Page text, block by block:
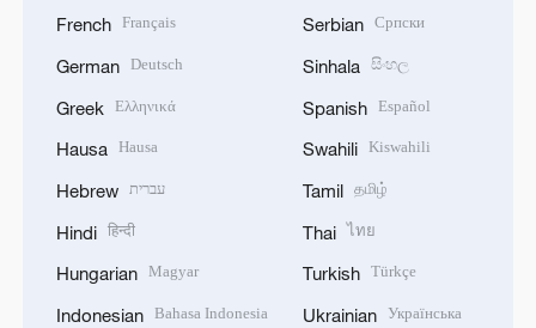
French Français
German Deutsch
Greek Ελληνικά
Hausa Hausa
Hebrew עברית
Hindi हिन्दी
Hungarian Magyar
Indonesian Bahasa Indonesia
Serbian Српски
Sinhala සිංහල
Spanish Español
Swahili Kiswahili
Tamil தமிழ்
Thai ไทย
Turkish Türkçe
Ukrainian Українська